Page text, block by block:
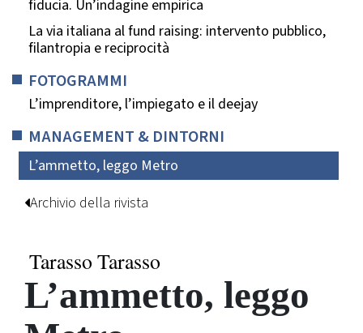
fiducia. Un’indagine empirica
La via italiana al fund raising: intervento pubblico,
filantropia e reciprocità
FOTOGRAMMI
L’imprenditore, l’impiegato e il deejay
MANAGEMENT & DINTORNI
L’ammetto, leggo Metro
Archivio della rivista
Tarasso Tarasso
L’ammetto, leggo